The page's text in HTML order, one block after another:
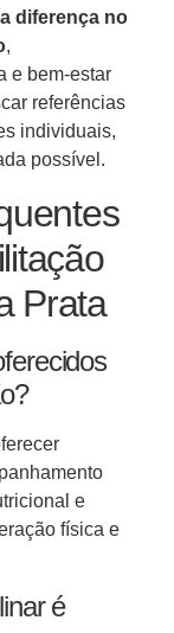
diferença no
,
e bem-estar
referências
individuais,
possível.
Prata
e
física e
é